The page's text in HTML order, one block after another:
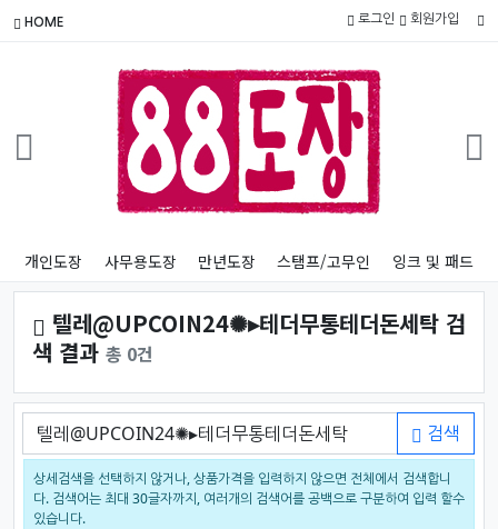
HOME 로그인 회원가입
개인도장 사무용도장 만년도장 스탬프/고무인 잉크 및 패드
텔레@UPCOIN24✺▸테더무통테더돈세탁 검
색 결과 총 0건
검색어 검색
상세검색을 선택하지 않거나, 상품가격을 입력하지 않으면 전체에서 검색합니
다. 검색어는 최대 30글자까지, 여러개의 검색어를 공백으로 구분하여 입력 할수
있습니다.